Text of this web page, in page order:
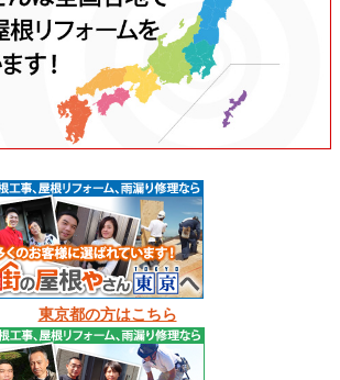
東京都の方はこちら